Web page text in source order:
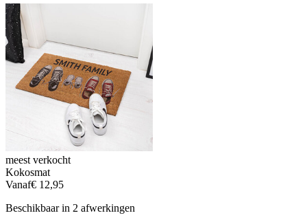
meest verkocht
Kokosmat
Vanaf€ 12,95
Beschikbaar in 2 afwerkingen